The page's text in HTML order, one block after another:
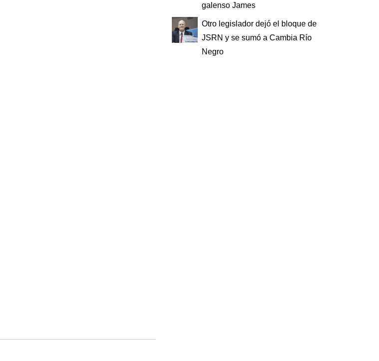
galenso James
Otro legislador dejó el bloque de
JSRN y se sumó a Cambia Río
Negro